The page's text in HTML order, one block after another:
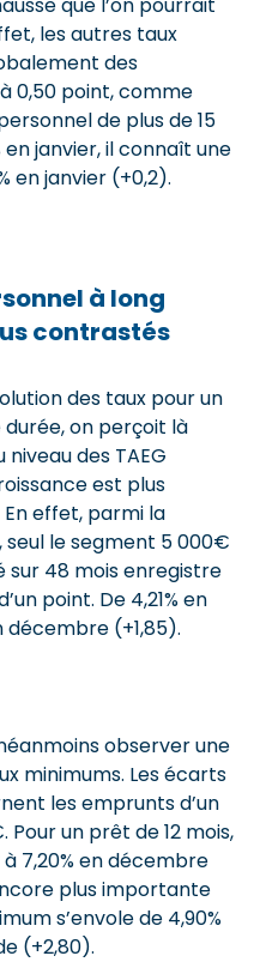
les autres taux
des
0,50 point, comme
de plus de 15
en janvier, il connaît une
en janvier (+0,2).
à long
contrastés
des taux pour un
on perçoit là
des TAEG
est plus
effet, parmi la
le segment 5 000€
sur 48 mois enregistre
point. De 4,21% en
décembre (+1,85).
observer une
minimums. Les écarts
les emprunts d’un
un prêt de 12 mois,
7,20% en décembre
plus importante
s’envole de 4,90%
(+2,80).